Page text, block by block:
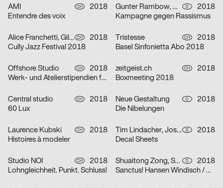
AMI CH
2018
Entendre des voix
Gunter Rambow, Angelika Eschbach-Rambow D
2018
Kampagne gegen Rassismus
Alice Franchetti, Giliane Cachin CH
2018
Cully Jazz Festival 2018
Tristesse CH
2018
Basel Sinfonietta Abo 2018
Offshore Studio CH
2018
Werk- und Atelierstipendien für Kunst
zeitgeist.ch CH
2018
Boxmeeting 2018
Central studio CH
2018
60 Lux
Neue Gestaltung D
2018
Die Nibelungen
Laurence Kubski CH
2018
Histoires à modeler
Tim Lindacher, Josephine Doser D
2018
Decal Sheets
Studio NOI CH
2018
Lohngleichheit. Punkt. Schluss!
Shuaitong Zong, Sascia Reibel D
2018
Sanctus! Hansen Windisch / Snakesoda / Cadih / hermesbaby101